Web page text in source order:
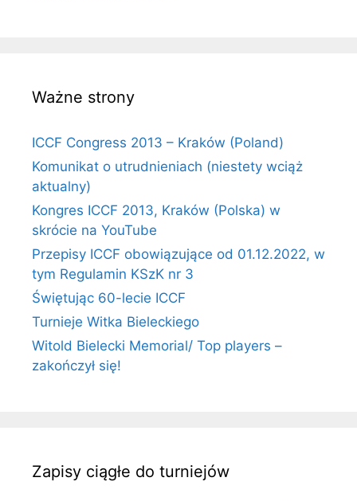
Ważne strony
ICCF Congress 2013 – Kraków (Poland)
Komunikat o utrudnieniach (niestety wciąż
aktualny)
Kongres ICCF 2013, Kraków (Polska) w
skrócie na YouTube
Przepisy ICCF obowiązujące od 01.12.2022, w
tym Regulamin KSzK nr 3
Świętując 60-lecie ICCF
Turnieje Witka Bieleckiego
Witold Bielecki Memorial/ Top players –
zakończył się!
Zapisy ciągłe do turniejów